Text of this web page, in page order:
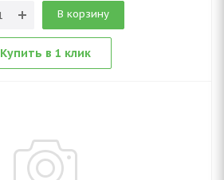
В корзину
Купить в 1 клик